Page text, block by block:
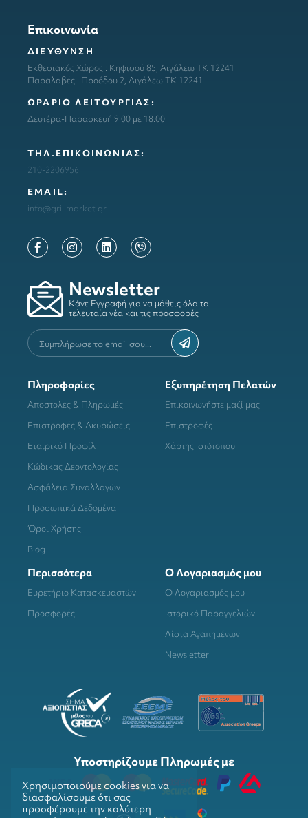
Επικοινωνία
ΔΙΕΥΘΥΝΣΗ
Εκθεσιακός Χώρος : Κηφισού 85, Αιγάλεω ΤΚ 12241
Παραλαβές : Προόδου 2, Αιγάλεω ΤΚ 12241
ΩΡΑΡΙΟ ΛΕΙΤΟΥΡΓΙΑΣ:
Δευτέρα-Παρασκευή 9:00 με 18:00
ΤΗΛ.ΕΠΙΚΟΙΝΩΝΙΑΣ:
210-2206956
ΕΜΑΙL:
info@grillmarket.gr
Newsletter
Κάνε Εγγραφή για να μάθεις όλα τα
τελευταία νέα και τις προσφορές
Πληροφορίες
Αποστολές & Πληρωμές
Επιστροφές & Ακυρώσεις
Εταιρικό Προφίλ
Κώδικας Δεοντολογίας
Ασφάλεια Συναλλαγών
Προσωπικά Δεδομένα
Όροι Χρήσης
Blog
Εξυπηρέτηση Πελατών
Επικοινωνήστε μαζί μας
Επιστροφές
Χάρτης Ιστότοπου
Περισσότερα
Ευρετήριο Κατασκευαστών
Προσφορές
Ο Λογαριασμός μου
Ο Λογαριασμός μου
Ιστορικό Παραγγελιών
Λίστα Αγαπημένων
Newsletter
Υποστηρίζουμε Πληρωμές με
Χρησιμοποιούμε cookies για να
διασφαλίσουμε ότι σας
προσφέρουμε την καλύτερη